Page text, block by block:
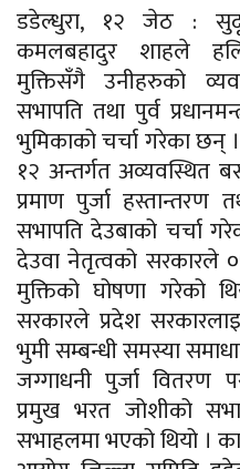
डडेल्धुरा, १२ जेठ :
कमलबहादुर शाहले
मुक्तिसँगै उनीहरुको
सभापति तथा पुर्व
भुमिकाको चर्चा गरेका छन्
१२ अन्तर्गत अव्यवस्थित
प्रमाण पुर्जा हस्तान्तरण
सभापति देउबाको चर्चा
देउवा नेतृत्वको
मुक्तिको घोषणा गरेको
सरकारले प्रदेश
भुमी सम्बन्धी समस्या
जग्गाधनी पुर्जा वितरण
प्रमुख भरत जोशीको
सभाहलमा भएको थियो ।